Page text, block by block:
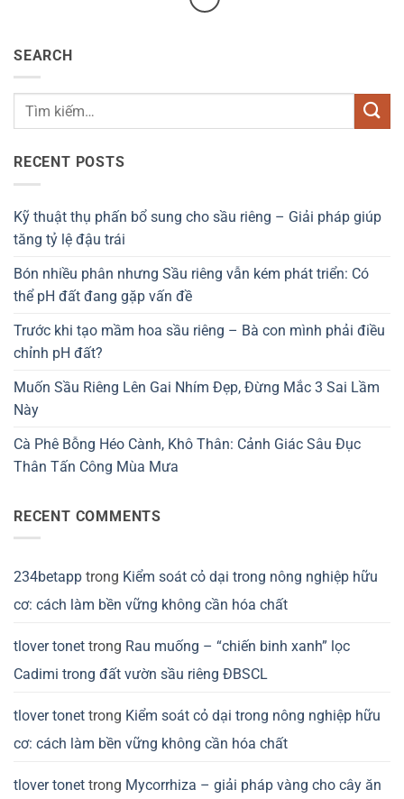
SEARCH
RECENT POSTS
Kỹ thuật thụ phấn bổ sung cho sầu riêng – Giải pháp giúp
tăng tỷ lệ đậu trái
Bón nhiều phân nhưng Sầu riêng vẫn kém phát triển: Có
thể pH đất đang gặp vấn đề
Trước khi tạo mầm hoa sầu riêng – Bà con mình phải điều
chỉnh pH đất?
Muốn Sầu Riêng Lên Gai Nhím Đẹp, Đừng Mắc 3 Sai Lầm
Này
Cà Phê Bỗng Héo Cành, Khô Thân: Cảnh Giác Sâu Đục
Thân Tấn Công Mùa Mưa
RECENT COMMENTS
234betapp trong Kiểm soát cỏ dại trong nông nghiệp hữu
cơ: cách làm bền vững không cần hóa chất
tlover tonet trong Rau muống – “chiến binh xanh” lọc
Cadimi trong đất vườn sầu riêng ĐBSCL
tlover tonet trong Kiểm soát cỏ dại trong nông nghiệp hữu
cơ: cách làm bền vững không cần hóa chất
tlover tonet trong Mycorrhiza – giải pháp vàng cho cây ăn